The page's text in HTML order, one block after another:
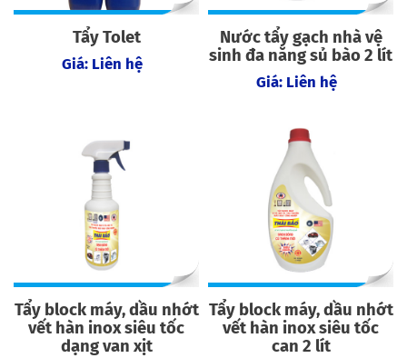
Tẩy Tolet
Giá: Liên hệ
Nước tẩy gạch nhà vệ
sinh đa năng sủ bào 2 lít
Giá: Liên hệ
Tẩy block máy, dầu nhớt
vết hàn inox siêu tốc
dạng van xịt
Tẩy block máy, dầu nhớt
vết hàn inox siêu tốc
can 2 lít